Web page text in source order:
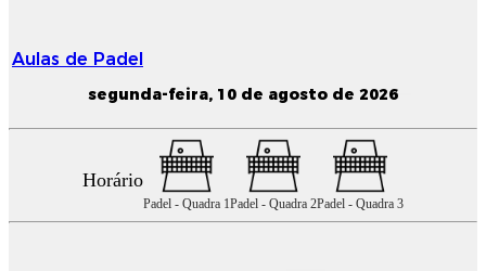
Aulas de Padel
segunda-feira, 10 de agosto de 2026
Horário
Padel - Quadra 1Padel - Quadra 2Padel - Quadra 3